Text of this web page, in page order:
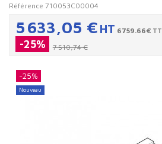
Référence 710053C00004
5 633,05 € HT 6759.66€
-25% 7 510,74 €
-25%
Nouveau